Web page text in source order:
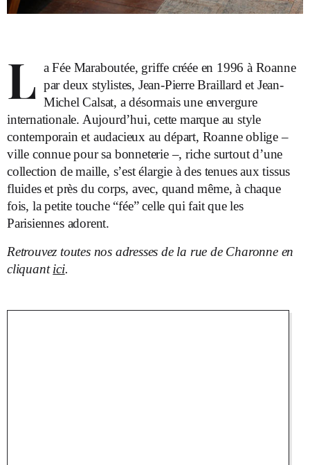
L a Fée Maraboutée, griffe créée en 1996 à Roanne
par deux stylistes, Jean-Pierre Braillard et Jean-
Michel Calsat, a désormais une envergure
internationale. Aujourd’hui, cette marque au style
contemporain et audacieux au départ, Roanne oblige –
ville connue pour sa bonneterie –, riche surtout d’une
collection de maille, s’est élargie à des tenues aux tissus
fluides et près du corps, avec, quand même, à chaque
fois, la petite touche “fée” celle qui fait que les
Parisiennes adorent.
Retrouvez toutes nos adresses de la rue de Charonne en
cliquantici.